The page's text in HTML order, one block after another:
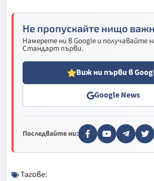
Не пропускайте нищо
Намерете ни в Google и получавайте
Стандарт първи.
Виж ни първи в
Google News
Последвайте ни:
Тагове: